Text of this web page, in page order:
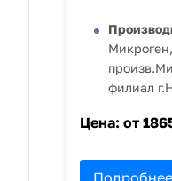
филиал
Цена: от
Подробнее